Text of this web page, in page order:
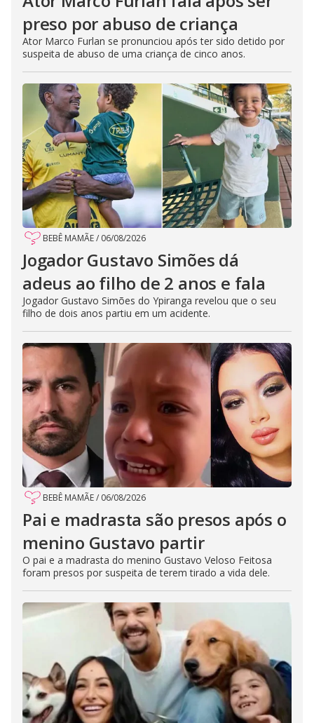
preso por abuso de criança
Ator Marco Furlan se pronunciou após ter sido detido por
suspeita de abuso de uma criança de cinco anos.
BEBÊ MAMÃE/ 06/08/2026
Jogador Gustavo Simões dá
adeus ao filho de 2 anos e fala
Jogador Gustavo Simões do Ypiranga revelou que o seu
filho de dois anos partiu em um acidente.
BEBÊ MAMÃE/ 06/08/2026
Pai e madrasta são presos após o
menino Gustavo partir
O pai e a madrasta do menino Gustavo Veloso Feitosa
foram presos por suspeita de terem tirado a vida dele.